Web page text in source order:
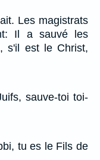
Les magistrats
Il a sauvé les
s'il est le Christ,
sauve-toi toi-
tu es le Fils de